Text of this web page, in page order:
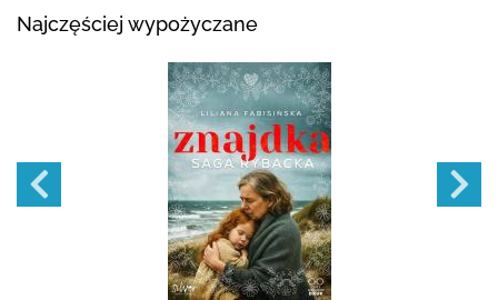
Najczęściej wypożyczane